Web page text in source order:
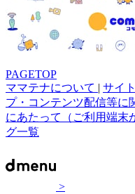
PAGETOP
ママテナについて | サイ
プ・コンテンツ配信等に
にあたって（ご利用端末
グ一覧
>